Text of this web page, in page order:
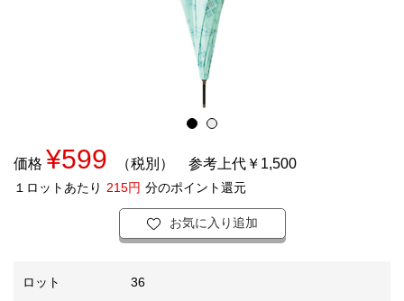
価格 ¥599 （税別） 参考上代￥1,500
１ロットあたり 215円 分のポイント還元
お気に入り追加
ロット
36